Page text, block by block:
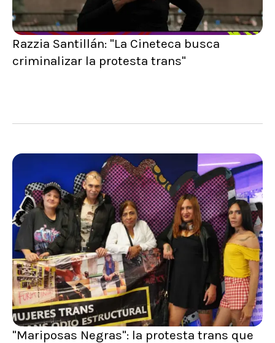
Razzia Santillán: "La Cineteca busca
criminalizar la protesta trans"
"Mariposas Negras": la protesta trans que